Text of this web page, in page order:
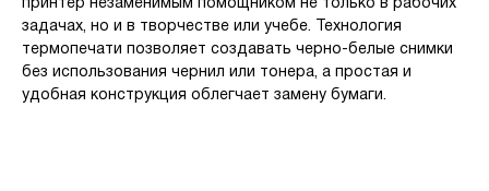
принтер незаменимым помощником не только в рабочих
задачах, но и в творчестве или учебе. Технология
термопечати позволяет создавать черно-белые снимки
без использования чернил или тонера, а простая и
удобная конструкция облегчает замену бумаги.